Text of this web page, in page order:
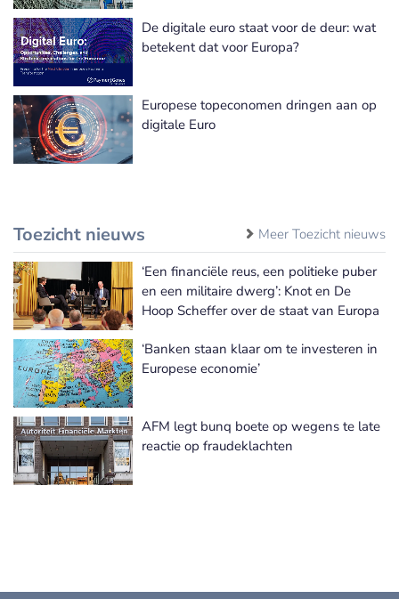
De digitale euro staat voor de deur: wat
betekent dat voor Europa?
Europese topeconomen dringen aan op
digitale Euro
Toezicht nieuws Meer Toezicht nieuws
‘Een financiële reus, een politieke puber
en een militaire dwerg’: Knot en De
Hoop Scheffer over de staat van Europa
‘Banken staan klaar om te investeren in
Europese economie’
AFM legt bunq boete op wegens te late
reactie op fraudeklachten